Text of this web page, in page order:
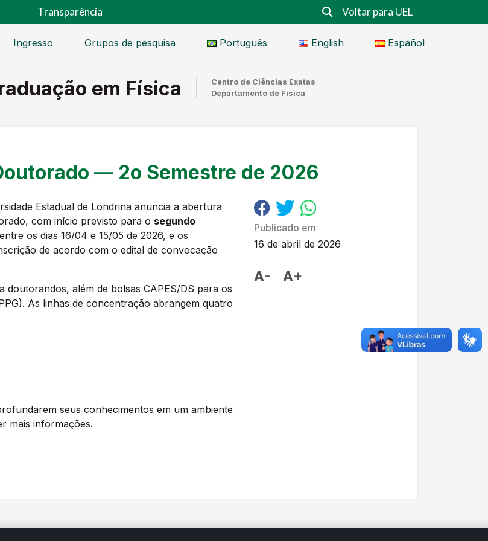
Transparência Voltar para UEL
Ingresso Grupos de pesquisa Português English Español
em Física
Centro de Ciências Exatas
Departamento de Física
— 2o Semestre de 2026
Estadual de Londrina anuncia a abertura
com início previsto para o segundo
os dias 16/04 e 15/05 de 2026, e os
de acordo com o edital de convocação
além de bolsas CAPES/DS para os
As linhas de concentração abrangem quatro
seus conhecimentos em um ambiente
mais informações.
Publicado em
16 de abril de 2026
A- A+